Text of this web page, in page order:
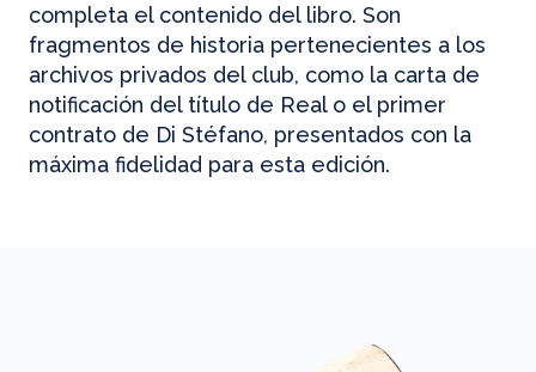
completa el contenido del libro. Son
fragmentos de historia pertenecientes a los
archivos privados del club, como la carta de
notificación del título de Real o el primer
contrato de Di Stéfano, presentados con la
máxima fidelidad para esta edición.